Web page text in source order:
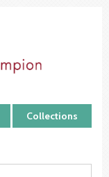
Collections